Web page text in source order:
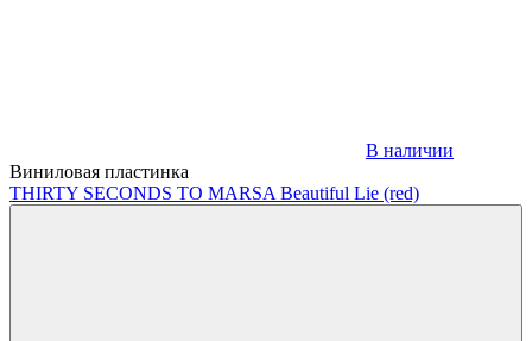
В наличии
Виниловая пластинка
THIRTY SECONDS TO MARSA Beautiful Lie (red)